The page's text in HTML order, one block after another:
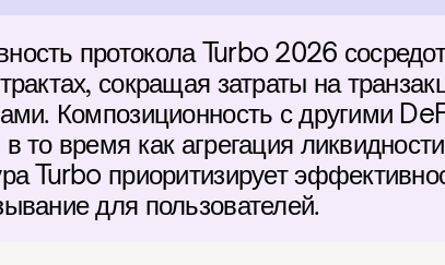
протокола Turbo 2026
сокращая затраты на
Композиционность с другими
то время как агрегация
Turbo приоритизирует
для пользователей.